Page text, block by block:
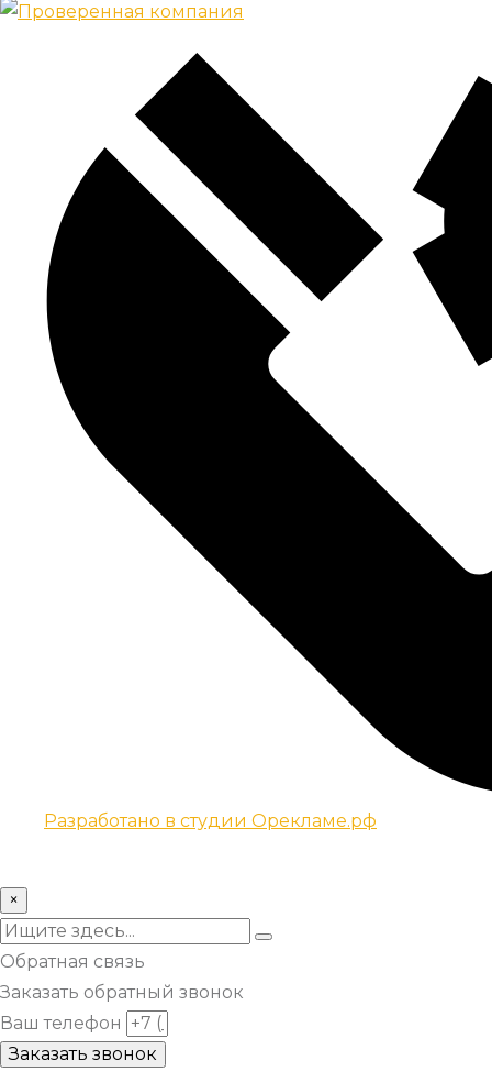
Разработано в студии Орекламе.рф
×
Обратная связь
Заказать обратный звонок
Ваш телефон
Заказать звонок